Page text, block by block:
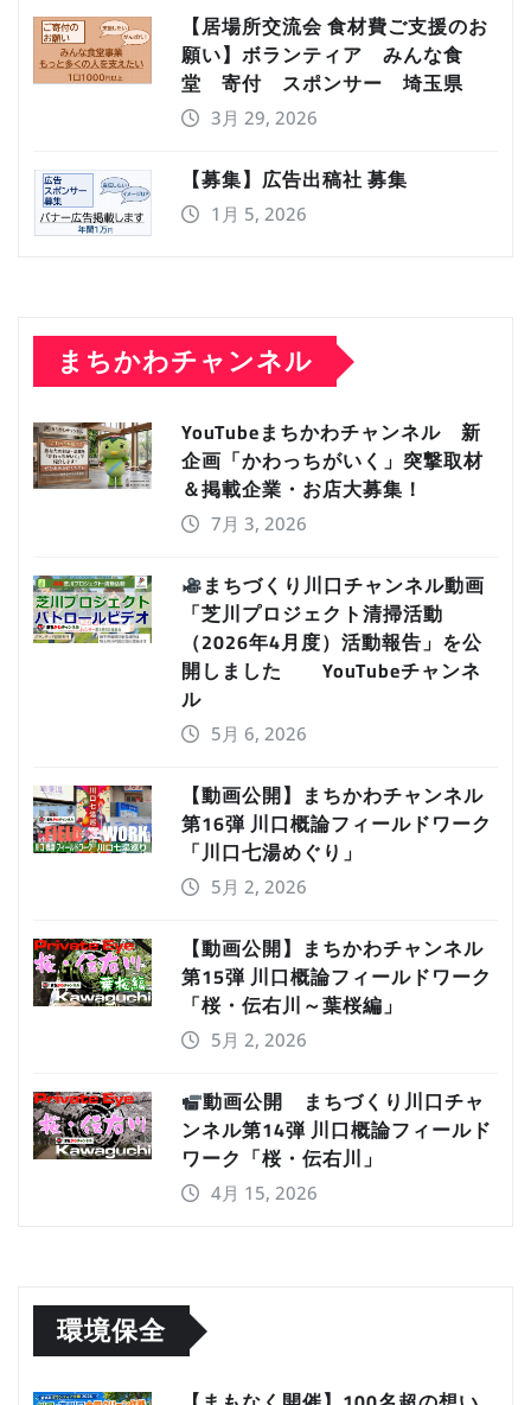
【居場所交流会 食材費ご支援のお
願い】ボランティア みんな食
堂 寄付 スポンサー 埼玉県
3月 29, 2026
【募集】広告出稿社 募集
1月 5, 2026
まちかわチャンネル
YouTubeまちかわチャンネル 新
企画「かわっちがいく」突撃取材
＆掲載企業・お店大募集！
7月 3, 2026
まちづくり川口チャンネル動画
「芝川プロジェクト清掃活動
（2026年4月度）活動報告」を公
開しました YouTubeチャンネ
ル
5月 6, 2026
【動画公開】まちかわチャンネル
第16弾 川口概論フィールドワーク
「川口七湯めぐり」
5月 2, 2026
【動画公開】まちかわチャンネル
第15弾 川口概論フィールドワーク
「桜・伝右川～葉桜編」
5月 2, 2026
動画公開 まちづくり川口チャ
ンネル第14弾 川口概論フィールド
ワーク「桜・伝右川」
4月 15, 2026
環境保全